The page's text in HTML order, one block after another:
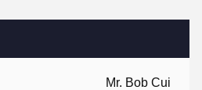
Mr. Bob Cui